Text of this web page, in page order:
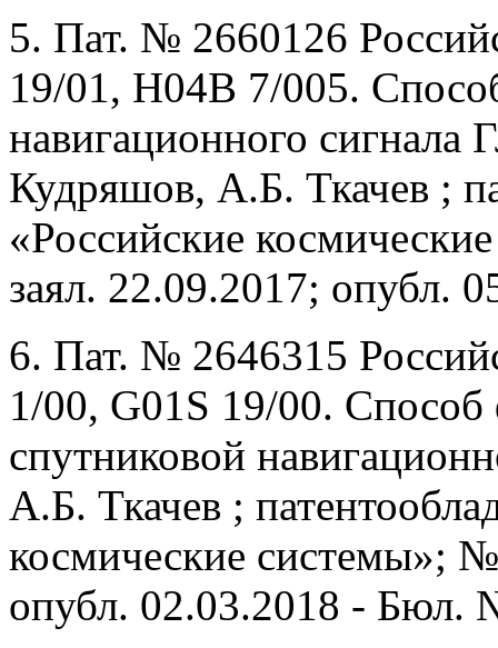
5. Пат. № 2660126
19/01, H04B 7/005.
навигационного
Кудряшов, А.Б. Ткачев ;
«Российские
заял. 22.09.2017; опубл.
6. Пат. № 2646315
1/00, G01S 19/00. Способ
спутниковой
А.Б. Ткачев ;
космические системы»;
опубл. 02.03.2018 - Бюл.